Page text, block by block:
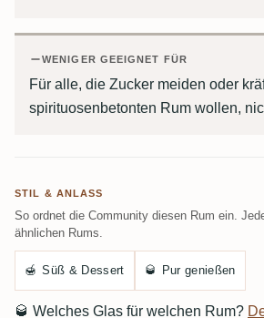
WENIGER GEEIGNET FÜR
Für alle, die Zucker meiden oder
spirituosenbetonten Rum wollen,
STIL & ANLASS
So ordnet die Community diesen Rum ein.
ähnlichen Rums.
🍯 Süß & Dessert 🥃 Pur genießen
🥃 Welches Glas für welchen Rum?